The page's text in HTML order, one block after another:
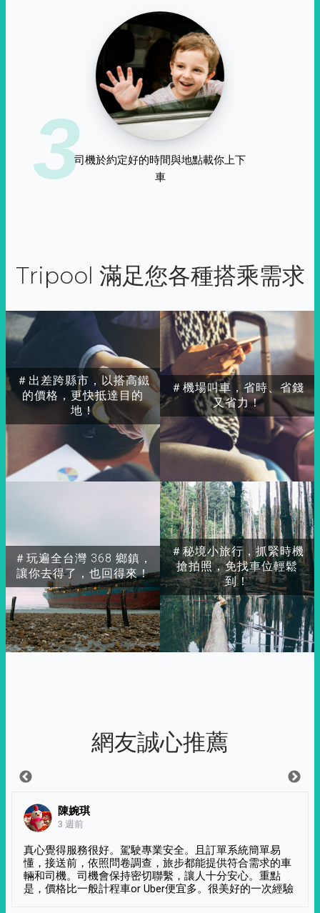
3司機於約定好的時間與地點載你上下
車
Tripool 滿足您各種搭乘需求
＃出差跨縣市，以搭高鐵
的價格，更快抵達目的
地！
＃玩遍全台灣 368 鄉鎮，
讓你去得了，也回得來！
＃秘境小旅行，抓緊時機
搶拍照，免找車位輕鬆
到！
＃機場叫車，省時、省錢
又省力！
網友誠心推薦
陳婉琪
3 週前
真心覺得服務很好。駕駛專業安全。且訂單系統簡單易
懂，接送前，依照問卷調查，旅步都能提供符合需求的車
輛和司機。司機會保持密切聯繫，讓人十分安心。重點
是，價格比一般計程車or Uber便宜多。很美好的一次經驗